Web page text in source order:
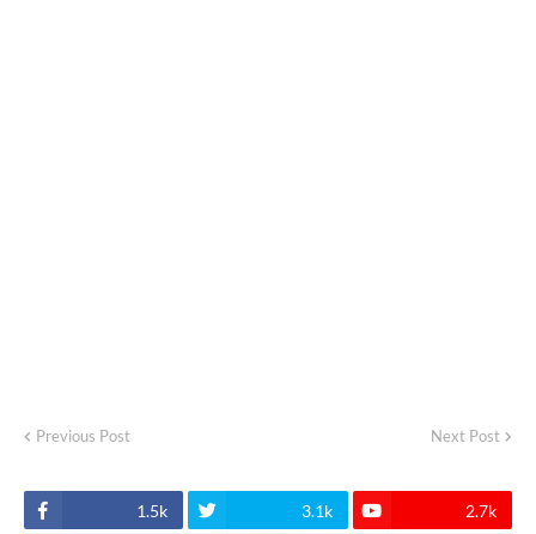
Previous Post Next Post
1.5k 3.1k 2.7k